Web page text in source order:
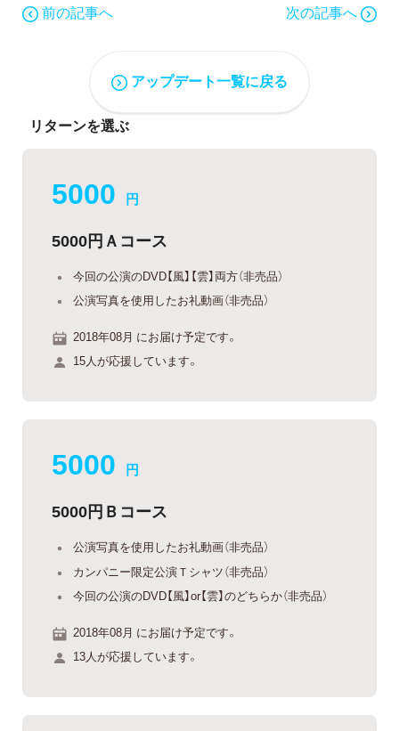
前の記事へ 次の記事へ
アップデート一覧に戻る
リターンを選ぶ
5000 円
5000円Ａコース
今回の公演のDVD【風】【雲】両方（非売品）
公演写真を使用したお礼動画（非売品）
2018年08月 にお届け予定です。
15人が応援しています。
5000 円
5000円Ｂコース
公演写真を使用したお礼動画（非売品）
カンパニー限定公演Ｔシャツ（非売品）
今回の公演のDVD【風】or【雲】のどちらか（非売品）
2018年08月 にお届け予定です。
13人が応援しています。